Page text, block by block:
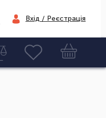
Вхід / Реєстрація